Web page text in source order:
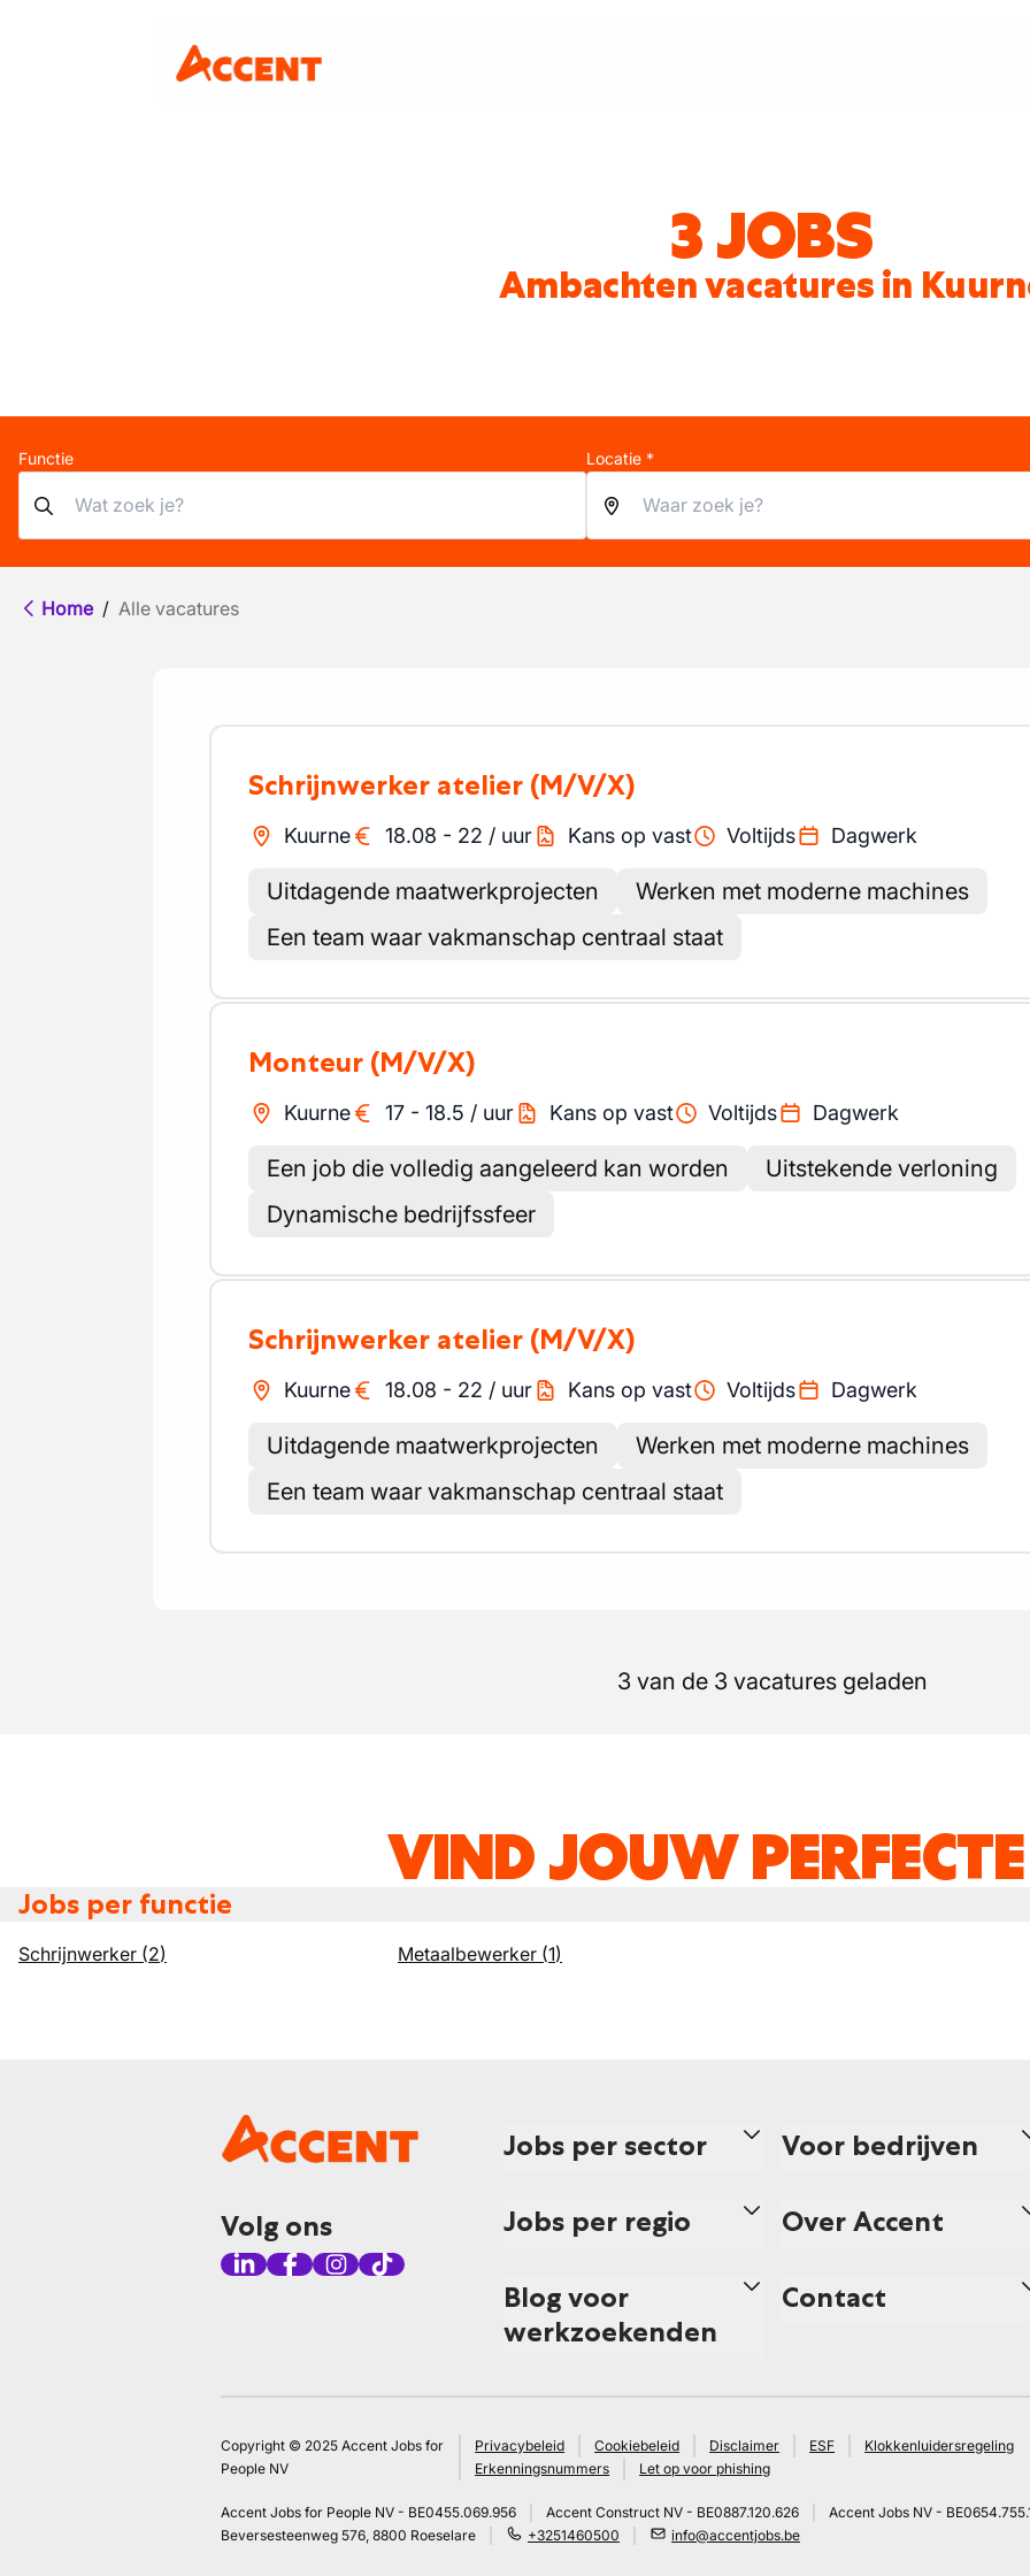
3 JOBS
Ambachten vacatures in
Functie Locatie *
Home / Alle vacatures
Schrijnwerker atelier (M/V/X)
Kuurne 18.08 - 22 / uur Kans op vast Voltijds Dagwerk
Uitdagende maatwerkprojecten
Werken met moderne machines
Een team waar vakmanschap centraal staat
Monteur (M/V/X)
Kuurne 17 - 18.5 / uur Kans op vast Voltijds Dagwerk
Een job die volledig aangeleerd kan worden
Uitstekende verloning
Dynamische bedrijfssfeer
Schrijnwerker atelier (M/V/X)
Kuurne 18.08 - 22 / uur Kans op vast Voltijds Dagwerk
Uitdagende maatwerkprojecten
Werken met moderne machines
Een team waar vakmanschap centraal staat
3 van de 3 vacatures geladen
VIND JOUW
Jobs per functie
Schrijnwerker (2) Metaalbewerker (1)
Volg ons
Jobs per sector
Jobs per regio
Blog voor
werkzoekenden
Voor bedrijven
Over Accent
Contact
Copyright © 2025 Accent Jobs for
People NV
Privacybeleid Cookiebeleid Disclaimer ESF
Klokkenluidersregeling
Erkenningsnummers
Let op voor phishing
Accent Jobs for People NV - BE0455.069.956 Accent Construct NV - BE0887.120.626
Accent Jobs NV -
Beversesteenweg 576, 8800 Roeselare
+3251460500 info@accentjobs.be